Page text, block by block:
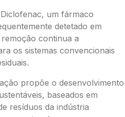
um fármaco
detetado em
continua a
os sistemas convencionais
propõe o desenvolvimento
baseados em
resíduos da indústria